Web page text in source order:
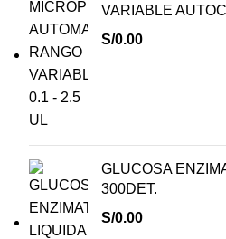
VARIABLE
S/0.00
GLUCOSA
300DET.
S/0.00